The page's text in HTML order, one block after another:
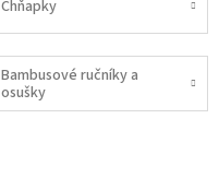
Chňapky
Bambusové ručníky a
osušky